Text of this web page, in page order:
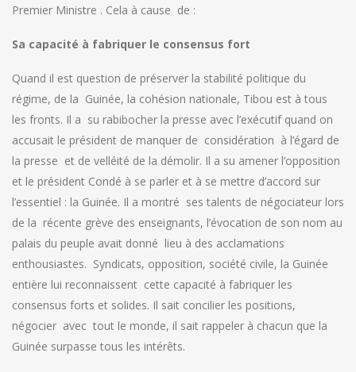
Premier Ministre . Cela à cause de :
Sa capacité à fabriquer le consensus fort
Quand il est question de préserver la stabilité politique du
régime, de la Guinée, la cohésion nationale, Tibou est à tous
les fronts. Il a su rabibocher la presse avec l’exécutif quand on
accusait le président de manquer de considération à l’égard de
la presse et de velléité de la démolir. Il a su amener l’opposition
et le président Condé à se parler et à se mettre d’accord sur
l’essentiel : la Guinée. Il a montré ses talents de négociateur lors
de la récente grève des enseignants, l’évocation de son nom au
palais du peuple avait donné lieu à des acclamations
enthousiastes. Syndicats, opposition, société civile, la Guinée
entière lui reconnaissent cette capacité à fabriquer les
consensus forts et solides. Il sait concilier les positions,
négocier avec tout le monde, il sait rappeler à chacun que la
Guinée surpasse tous les intérêts.